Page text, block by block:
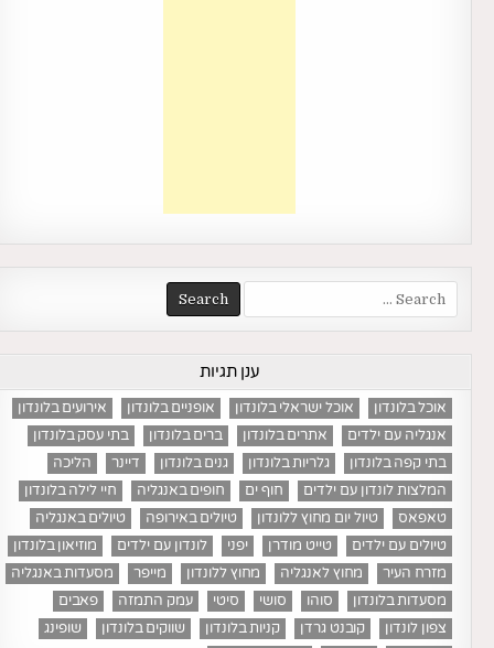
Search
for:
ענן תגיות
אוכל בלונדון אוכל ישראלי בלונדון אופניים בלונדון
אירועים בלונדון
אנגליה עם ילדים
אתרים בלונדון ברים בלונדון
בתי עסק בלונדון
בתי קפה בלונדון
גלריות בלונדון גנים בלונדון דיינר
הליכה
המלצות לונדון עם ילדים
חוף ים חופים באנגליה
חיי לילה בלונדון
טאפאס
טיול יום מחוץ ללונדון טיולים באירופה
טיולים באנגליה
טיולים עם ילדים
טייט מודרן יפני לונדון עם ילדים
מוזיאון בלונדון
מזרח העיר
מחוץ לאנגליה מחוץ ללונדון מייפר
מסעדות באנגליה
מסעדות בלונדון
סוהו סושי סיטי עמק התמזה
פאבים
צפון לונדון
קובנט גרדן קניות בלונדון שווקים בלונדון
שופינג